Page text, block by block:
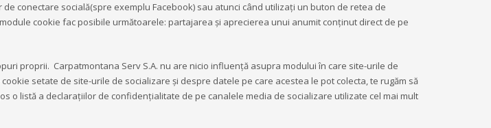
conectare socială(spre exemplu Facebook) sau atunci când utilizați un buton de retea de
cookie fac posibile următoarele: partajarea şi aprecierea unui anumit conţinut direct de pe
proprii. Carpatmontana Serv S.A. nu are nicio influenţă asupra modului în care site-urile de
setate de site-urile de socializare şi despre datele pe care acestea le pot colecta, te rugăm să
o listă a declaraţiilor de confidenţialitate de pe canalele media de socializare utilizate cel mai mult